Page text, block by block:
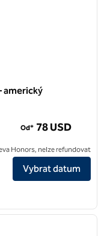
americký
Napa Valley American
Od* 78 USD
Honors, nelze refundovat
Vybrat datum
další